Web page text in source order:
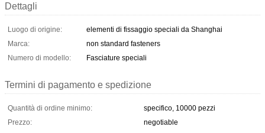
Dettagli
Luogo di origine:
elementi di fissaggio speciali da Shanghai
Marca:
non standard fasteners
Numero di modello:
Fasciature speciali
Termini di pagamento e spedizione
Quantità di ordine minimo:
specifico, 10000 pezzi
Prezzo:
negotiable